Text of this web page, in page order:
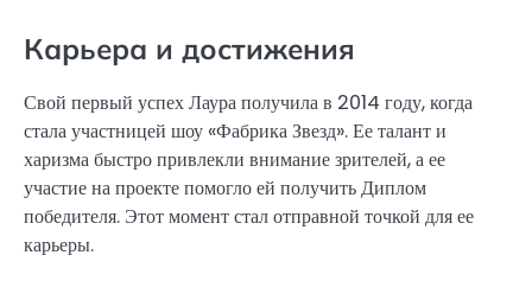
Карьера и достижения
Свой первый успех Лаура получила в 2014 году, когда
стала участницей шоу «Фабрика Звезд». Ее талант и
харизма быстро привлекли внимание зрителей, а ее
участие на проекте помогло ей получить Диплом
победителя. Этот момент стал отправной точкой для ее
карьеры.